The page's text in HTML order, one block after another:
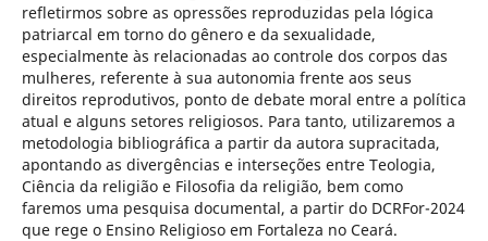
refletirmos sobre as opressões reproduzidas pela lógica
patriarcal em torno do gênero e da sexualidade,
especialmente às relacionadas ao controle dos corpos das
mulheres, referente à sua autonomia frente aos seus
direitos reprodutivos, ponto de debate moral entre a política
atual e alguns setores religiosos. Para tanto, utilizaremos a
metodologia bibliográfica a partir da autora supracitada,
apontando as divergências e interseções entre Teologia,
Ciência da religião e Filosofia da religião, bem como
faremos uma pesquisa documental, a partir do DCRFor-2024
que rege o Ensino Religioso em Fortaleza no Ceará.